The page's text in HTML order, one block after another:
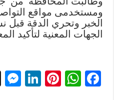
ومستخدمى مواقع
الخبر وتحري الدقة قبل
الجهات المعنية لتأكيد
F
W
Pi
Li